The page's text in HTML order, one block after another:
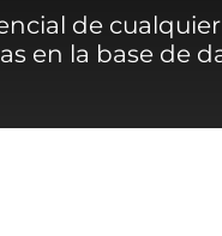
de
en la base de